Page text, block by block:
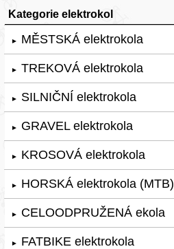
Kategorie elektrokol
► MĚSTSKÁ elektrokola
► TREKOVÁ elektrokola
► SILNIČNÍ elektrokola
► GRAVEL elektrokola
► KROSOVÁ elektrokola
► HORSKÁ elektrokola (MTB)
► CELOODPRUŽENÁ ekola
► FATBIKE elektrokola